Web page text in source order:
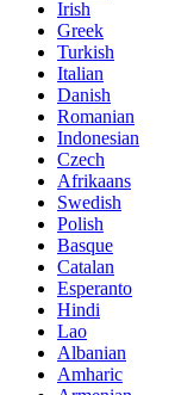
Irish
Greek
Turkish
Italian
Danish
Romanian
Indonesian
Czech
Afrikaans
Swedish
Polish
Basque
Catalan
Esperanto
Hindi
Lao
Albanian
Amharic